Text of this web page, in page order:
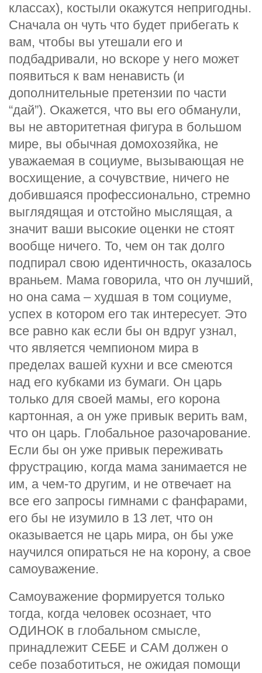
классах), костыли окажутся непригодны.
Сначала он чуть что будет прибегать к
вам, чтобы вы утешали его и
подбадривали, но вскоре у него может
появиться к вам ненависть (и
дополнительные претензии по части
“дай”). Окажется, что вы его обманули,
вы не авторитетная фигура в большом
мире, вы обычная домохозяйка, не
уважаемая в социуме, вызывающая не
восхищение, а сочувствие, ничего не
добившаяся профессионально, стремно
выглядящая и отстойно мыслящая, а
значит ваши высокие оценки не стоят
вообще ничего. То, чем он так долго
подпирал свою идентичность, оказалось
враньем. Мама говорила, что он лучший,
но она сама – худшая в том социуме,
успех в котором его так интересует. Это
все равно как если бы он вдруг узнал,
что является чемпионом мира в
пределах вашей кухни и все смеются
над его кубками из бумаги. Он царь
только для своей мамы, его корона
картонная, а он уже привык верить вам,
что он царь. Глобальное разочарование.
Если бы он уже привык переживать
фрустрацию, когда мама занимается не
им, а чем-то другим, и не отвечает на
все его запросы гимнами с фанфарами,
его бы не изумило в 13 лет, что он
оказывается не царь мира, он бы уже
научился опираться не на корону, а свое
самоуважение.
Самоуважение формируется только
тогда, когда человек осознает, что
ОДИНОК в глобальном смысле,
принадлежит СЕБЕ и САМ должен о
себе позаботиться, не ожидая помощи